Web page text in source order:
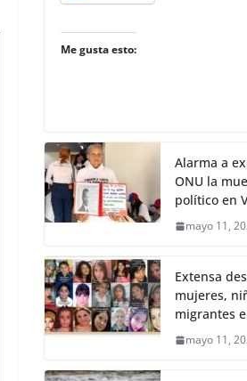
Me gusta esto:
Alarma a
ONU la
político en
mayo 11,
Extensa
mujeres,
migrantes
mayo 11,